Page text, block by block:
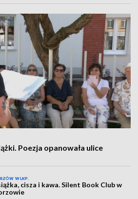
Poezja opanowała ulice
WLKP.
cisza i kawa. Silent Book Club w